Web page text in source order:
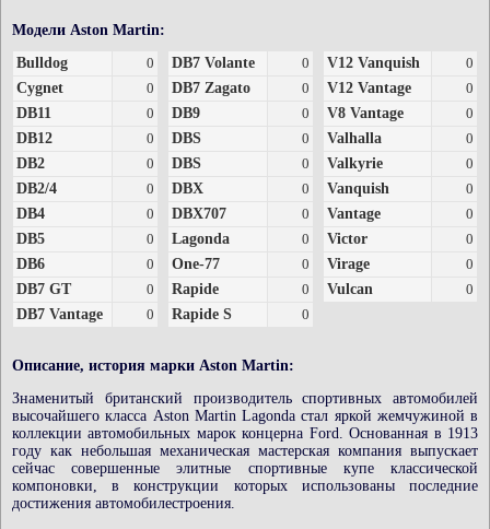
Модели Aston Martin:
Bulldog
0
Cygnet
0
DB11
0
DB12
0
DB2
0
DB2/4
0
DB4
0
DB5
0
DB6
0
DB7 GT
0
DB7 Vantage
0
DB7 Volante
0
DB7 Zagato
0
DB9
0
DBS
0
DBS
0
DBX
0
DBX707
0
Lagonda
0
One-77
0
Rapide
0
Rapide S
0
V12 Vanquish
0
V12 Vantage
0
V8 Vantage
0
Valhalla
0
Valkyrie
0
Vanquish
0
Vantage
0
Victor
0
Virage
0
Vulcan
0
Описание, история марки Aston Martin:
Знаменитый британский производитель спортивных автомобилей
высочайшего класса Aston Martin Lagonda стал яркой жемчужиной в
коллекции автомобильных марок концерна Ford. Основанная в 1913
году как небольшая механическая мастерская компания выпускает
сейчас совершенные элитные спортивные купе классической
компоновки, в конструкции которых использованы последние
достижения автомобилестроения.